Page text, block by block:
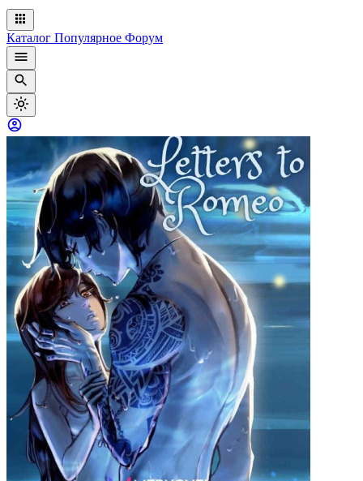
Каталог Популярное Форум